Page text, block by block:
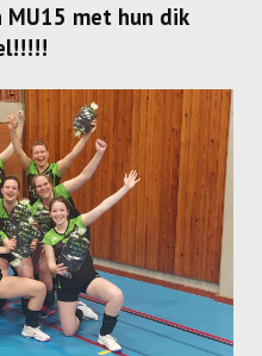
MU15 met hun dik